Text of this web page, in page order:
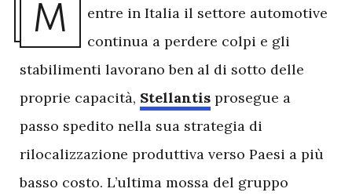
M
entre in Italia il settore automotive
continua a perdere colpi e gli
stabilimenti lavorano ben al di sotto delle
proprie capacità, Stellantis prosegue a
passo spedito nella sua strategia di
rilocalizzazione produttiva verso Paesi a più
basso costo. L’ultima mossa del gruppo